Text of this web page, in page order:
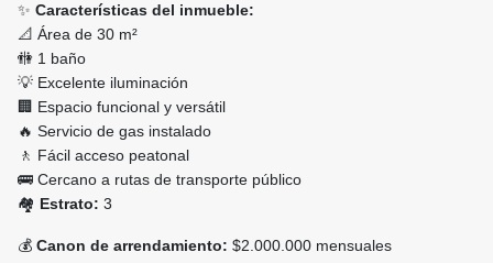
✨ Características del inmueble:
📐 Área de 30 m²
🚻 1 baño
💡 Excelente iluminación
🏢 Espacio funcional y versátil
🔥 Servicio de gas instalado
🚶 Fácil acceso peatonal
🚌 Cercano a rutas de transporte público
🏘️ Estrato: 3
💰 Canon de arrendamiento: $2.000.000 mensuales